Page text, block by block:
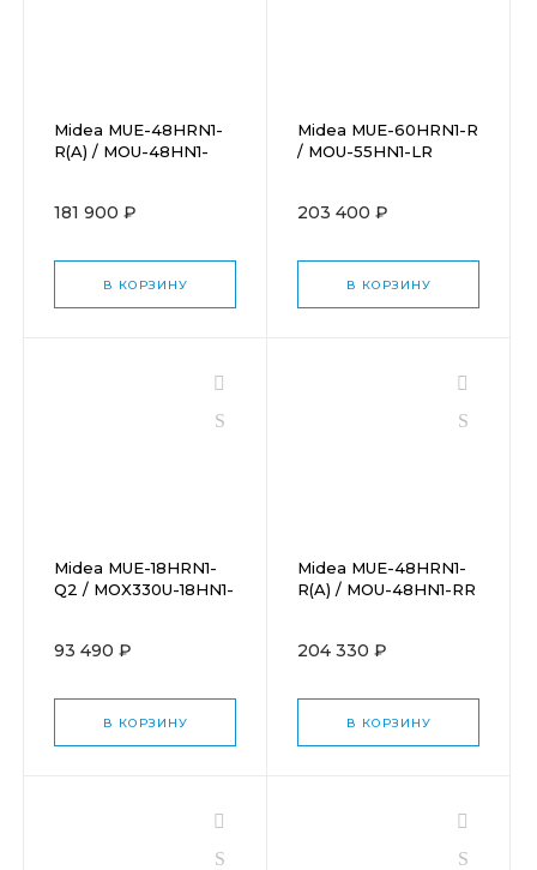
Midea MUE-48HRN1-
R(A) / MOU-48HN1-
181 900 ₽
В КОРЗИНУ
Midea MUE-60HRN1-R
/ MOU-55HN1-LR
203 400 ₽
В КОРЗИНУ
Midea MUE-18HRN1-
Q2 / MOX330U-18HN1-
93 490 ₽
В КОРЗИНУ
Midea MUE-48HRN1-
R(A) / MOU-48HN1-RR
204 330 ₽
В КОРЗИНУ